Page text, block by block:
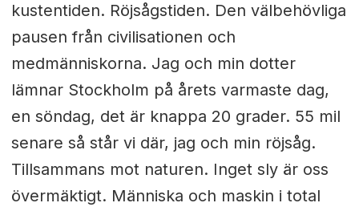
kustentiden. Röjsågstiden. Den välbehövliga
pausen från civilisationen och
medmänniskorna. Jag och min dotter
lämnar Stockholm på årets varmaste dag,
en söndag, det är knappa 20 grader. 55 mil
senare så står vi där, jag och min röjsåg.
Tillsammans mot naturen. Inget sly är oss
övermäktigt. Människa och maskin i total